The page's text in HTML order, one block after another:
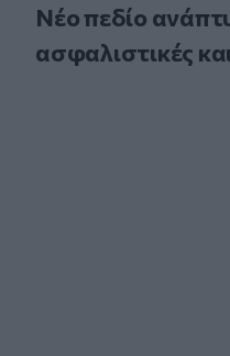
Νέο πεδίο
ασφαλιστικές